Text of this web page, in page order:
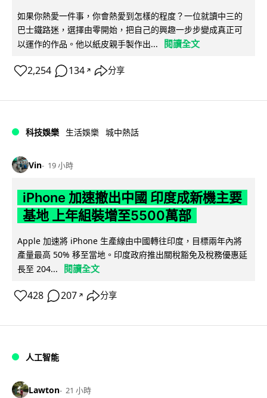
如果你熱愛一件事，你會熱愛到怎樣的程度？一位就讀中三的
巴士鐵路迷，選擇由零開始，把自己的興趣一步步變成真正可
以運作的作品。他以紙皮親手製作出...
閱讀全文
2,254 134 ↗ 分享
科技娛樂 生活娛樂 城中熱話
Vin 19 小時
iPhone 加速撤出中國 印度成新機主要
基地 上年組裝增至5500萬部
Apple 加速將 iPhone 生產線由中國轉往印度，目標兩年內將
產量最高 50% 移至當地。印度政府推出關稅豁免及稅務優惠延
長至 204...
閱讀全文
428 207 ↗ 分享
人工智能
Lawton 21 小時